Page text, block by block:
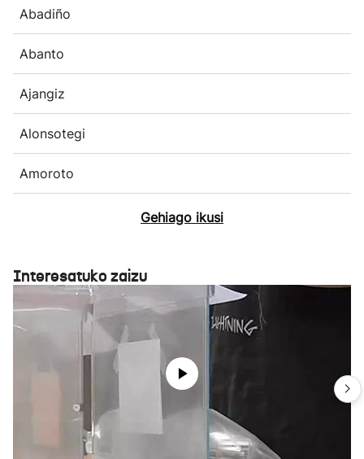
Abadiño
Abanto
Ajangiz
Alonsotegi
Amoroto
Gehiago ikusi
Interesatuko zaizu